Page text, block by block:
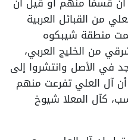
من القبائل العربية
منطقة شيبكوه
من الخليج العربي،
في الأصل وانتشروا إلى
أن آل العلي تفرعت منهم
كآل المعلا شيوخ